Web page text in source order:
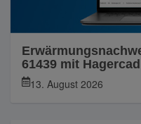
61439 mit
13. August 2026